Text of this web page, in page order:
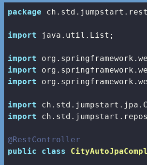
package
import java.util.List;
import
import
import
import
import
@RestController
public
class